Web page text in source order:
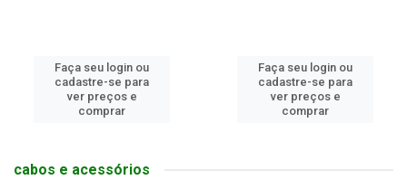
Faça seu login ou
cadastre-se para
ver preços e
comprar
Faça seu login ou
cadastre-se para
ver preços e
comprar
cabos e acessórios